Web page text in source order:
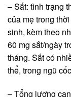
– Sắt: tình trạng
của mẹ trong
sinh, kèm theo
60 mg sắt/ngày
tháng. Sắt có
thể, trong ngũ
– Tổng lượng